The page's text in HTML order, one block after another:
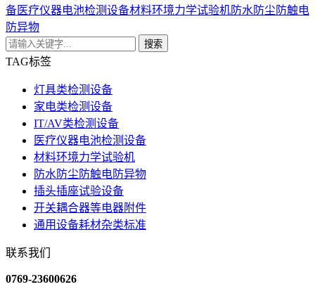
备医疗仪器电池检测设备材料环境力学试验机防水防尘防触电
防异物
搜索
TAG标签
灯具类检测设备
家电类检测设备
IT/AV类检测设备
医疗仪器电池检测设备
材料环境力学试验机
防水防尘防触电防异物
插头插座试验设备
开关耦合器等电器附件
通用设备耗材杂类标准
联系我们
0769-23600626